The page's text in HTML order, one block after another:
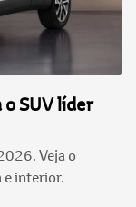
SUV líder
Veja o
e interior.